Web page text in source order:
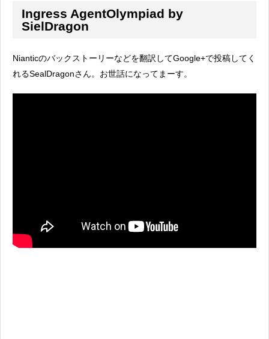
Ingress AgentOlympiad by
SielDragon
Nianticのバックストーリーなどを翻訳してGoogle+で投稿してく
れるSealDragonさん。お世話になってまーす。